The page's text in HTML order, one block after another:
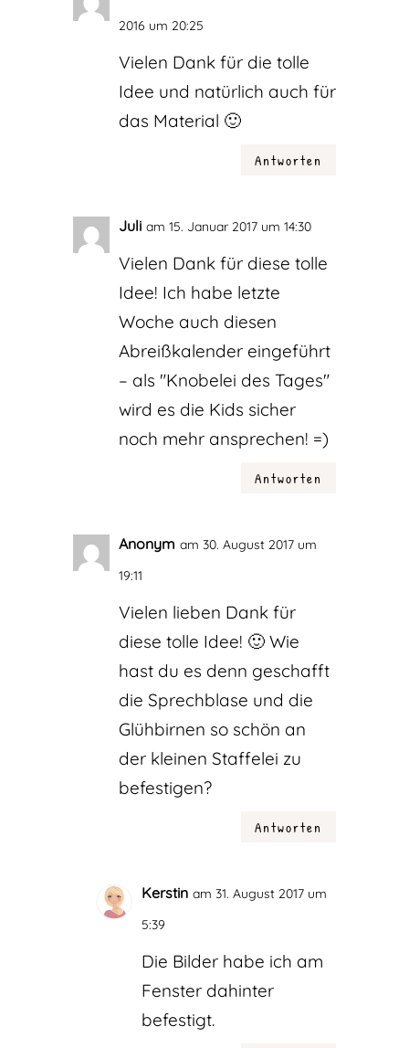
2016 um 20:25
Vielen Dank für die tolle
Idee und natürlich auch für
das Material 🙂
Antworten
Juli am 15. Januar 2017 um 14:30
Vielen Dank für diese tolle
Idee! Ich habe letzte
Woche auch diesen
Abreißkalender eingeführt
– als "Knobelei des Tages"
wird es die Kids sicher
noch mehr ansprechen! =)
Antworten
Anonym am 30. August 2017 um
19:11
Vielen lieben Dank für
diese tolle Idee! 🙂 Wie
hast du es denn geschafft
die Sprechblase und die
Glühbirnen so schön an
der kleinen Staffelei zu
befestigen?
Antworten
Kerstin am 31. August 2017 um
5:39
Die Bilder habe ich am
Fenster dahinter
befestigt.